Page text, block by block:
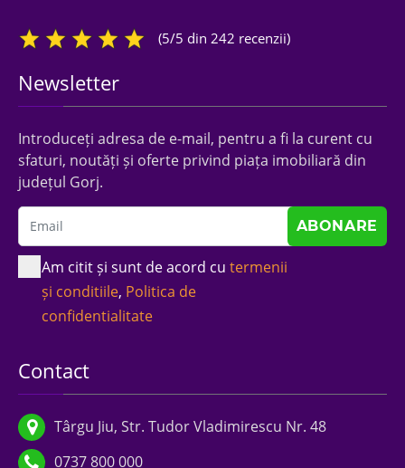
(5/5 din 242 recenzii)
Newsletter
Introduceți adresa de e-mail, pentru a fi la curent cu
sfaturi, noutăți și oferte privind piața imobiliară din
județul Gorj.
Am citit și sunt de acord cu termenii
și conditiile, Politica de
confidentialitate
Contact
Târgu Jiu, Str. Tudor Vladimirescu Nr. 48
0737 800 000